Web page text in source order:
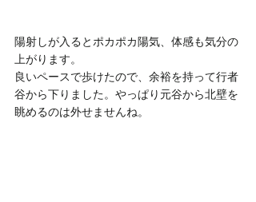
陽射しが入るとポカポカ陽気、体感も気分の
上がります。
良いペースで歩けたので、余裕を持って行者
谷から下りました。やっぱり元谷から北壁を
眺めるのは外せませんね。